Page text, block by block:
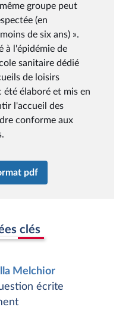
groupe peut
(en
de six ans) ».
à l'épidémie de
sanitaire dédié
de loisirs
été élaboré et mis en
l'accueil des
conforme aux
pdf
clés
Melchior
écrite